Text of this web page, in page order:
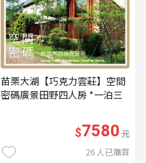
苗栗大湖【巧克力雲莊】空間
密碼廣景田野四人房 *一泊三
$7580元
26 人已購買